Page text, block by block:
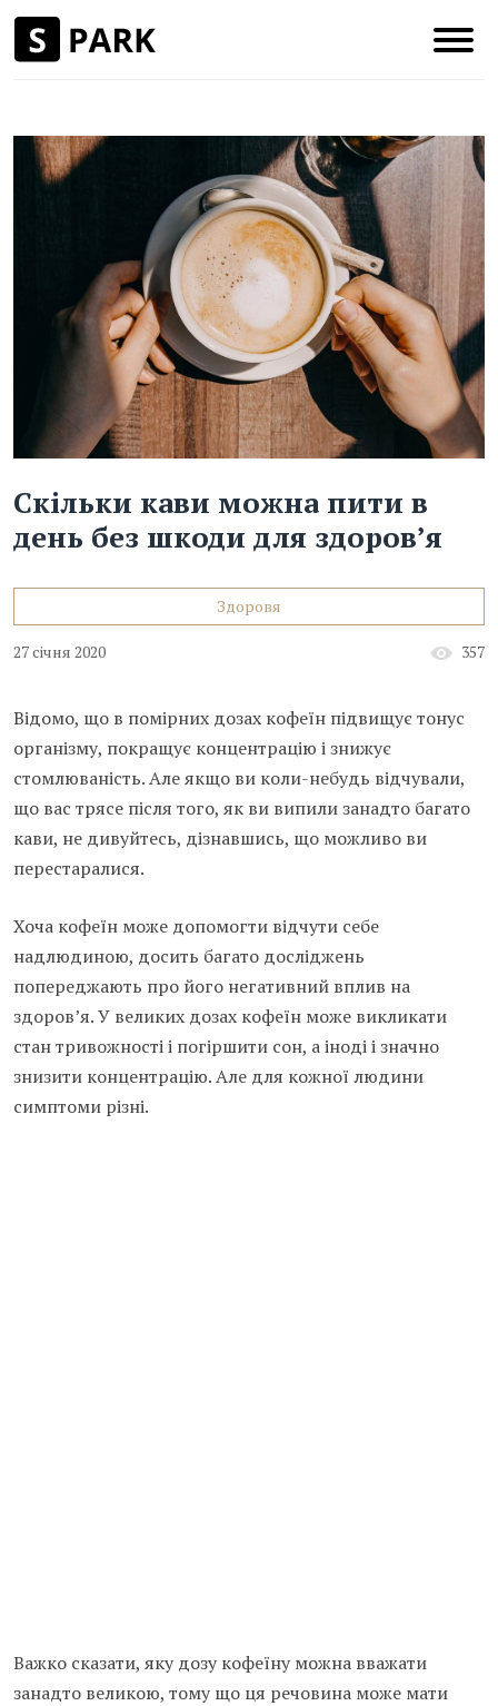
Скільки кави можна пити в
день без шкоди для здоров’я
Здоровя
27 січня 2020 357
Відомо, що в помірних дозах кофеїн підвищує тонус
організму, покращує концентрацію і знижує
стомлюваність. Але якщо ви коли-небудь відчували,
що вас трясе після того, як ви випили занадто багато
кави, не дивуйтесь, дізнавшись, що можливо ви
перестаралися.
Хоча кофеїн може допомогти відчути себе
надлюдиною, досить багато досліджень
попереджають про його негативний вплив на
здоров’я. У великих дозах кофеїн може викликати
стан тривожності і погіршити сон, а іноді і значно
знизити концентрацію. Але для кожної людини
симптоми різні.
Важко сказати, яку дозу кофеїну можна вважати
занадто великою, тому що ця речовина може мати